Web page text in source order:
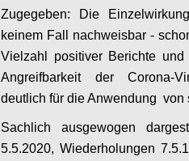
Zugegeben: Die
keinem Fall nachweisbar -
Vielzahl positiver Berichte
Angreifbarkeit der Corona-
deutlich für die Anwendung von
Sachlich ausgewogen
5.5.2020, Wiederholungen